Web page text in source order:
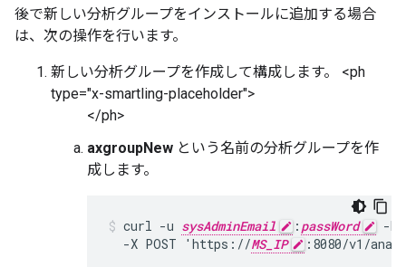
後で新しい分析グループをインストールに追加する場合
は、次の操作を行います。
新しい分析グループを作成して構成します。 <ph
type="x-smartling-placeholder">
</ph>
axgroupNew という名前の分析グループを作
成します。
curl -u sysAdminEmail : passWord
-H
  -X POST 'https://
MS_IP :8080/v1/